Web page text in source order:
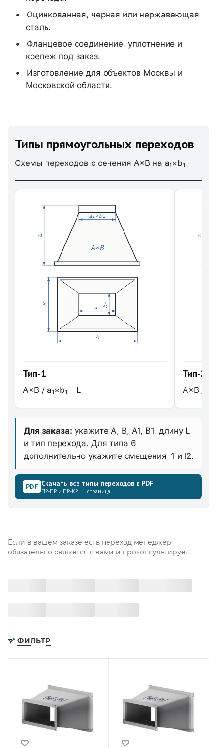
Оцинкованная, черная или нержавеющая
сталь.
Фланцевое соединение, уплотнение и
крепеж под заказ.
Изготовление для объектов Москвы и
Московской области.
Типы прямоугольных переходов
Схемы переходов с сечения A×B на a₁×b₁
A×B
a₁×b₁
L
a₁ b₁
B
A
Тип-1
A×B / a₁×b₁ – L
L
Тип-2
A×B /
Для заказа: укажите A, B, A1, B1, длину L
и тип перехода. Для типа 6
дополнительно укажите смещения l1 и l2.
PDF Скачать все типы переходов в PDF
ПР-ПР и ПР-КР · 1 страница
Если в вашем заказе есть переход менеджер
обязательно свяжется с вами и проконсультирует.
ФИЛЬТР